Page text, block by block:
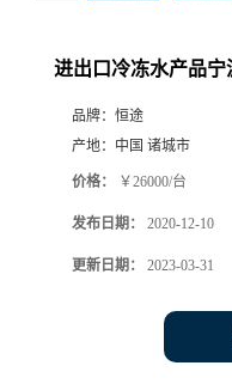
进出口冷冻水产品
品牌： 恒途
产地： 中国 诸城市
价格： ￥26000/台
发布日期： 2020-12-10
更新日期： 2023-03-31